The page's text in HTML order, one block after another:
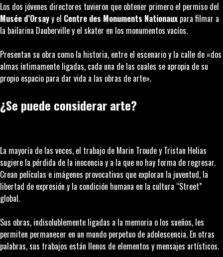
Los dos jóvenes directores tuvieron que obtener primero el permiso del
Musée d’Orsayy el Centre des Monuments Nationaux para filmar a
la bailarina Dauberville y el skater en los monumentos vacíos.
Presentan su obra como la historia, entre el escenario y la calle de «dos
almas íntimamente ligadas, cada una de las cuales se apropia de su
propio espacio para dar vida a las obras de arte».
¿Se puede considerar arte?
La mayoría de las veces, el trabajo de Marin Troude y Tristan Helias
sugiere la pérdida de la inocencia y a la que no hay forma de regresar.
Crean películas e imágenes provocativas que exploran la juventud, la
libertad de expresión y la condición humana en la cultura “Street”
global.
Sus obras, indisolublemente ligadas a la memoria o los sueños, les
permiten permanecer en un mundo perpetuo de adolescencia. En otras
palabras, sus trabajos están llenos de elementos y mensajes artísticos.